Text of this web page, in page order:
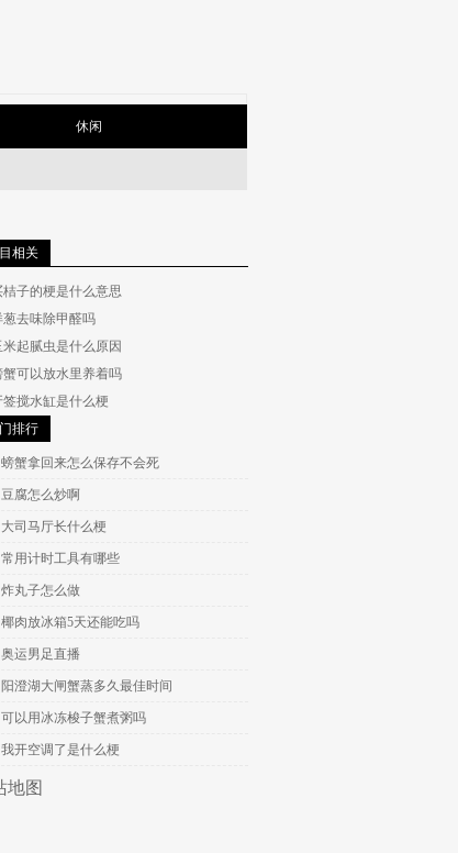
休闲
相关
桔子的梗是什么意思
葱去味除甲醛吗
米起腻虫是什么原因
蟹可以放水里养着吗
签搅水缸是什么梗
排行
螃蟹拿回来怎么保存不会死
豆腐怎么炒啊
大司马厅长什么梗
常用计时工具有哪些
炸丸子怎么做
椰肉放冰箱5天还能吃吗
奥运男足直播
阳澄湖大闸蟹蒸多久最佳时间
可以用冰冻梭子蟹煮粥吗
我开空调了是什么梗
地图